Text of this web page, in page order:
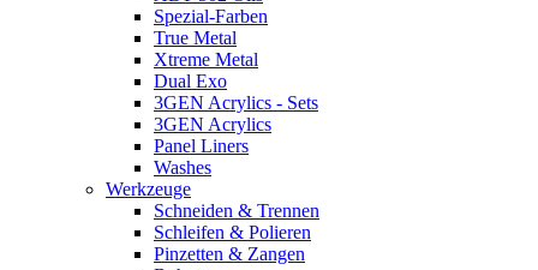
Spezial-Farben
True Metal
Xtreme Metal
Dual Exo
3GEN Acrylics - Sets
3GEN Acrylics
Panel Liners
Washes
Werkzeuge
Schneiden & Trennen
Schleifen & Polieren
Pinzetten & Zangen